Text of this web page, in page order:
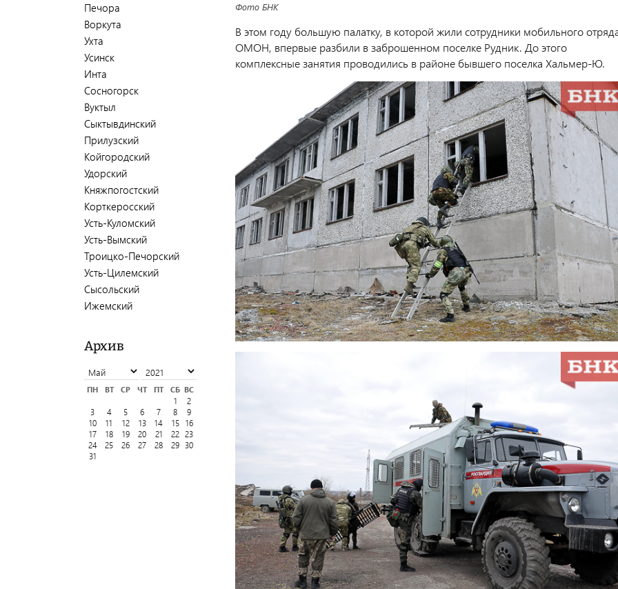
Печора
Воркута
Ухта
Усинск
Инта
Сосногорск
Вуктыл
Сыктывдинский
Прилузский
Койгородский
Удорский
Княжпогостский
Корткеросский
Усть-Куломский
Усть-Вымский
Троицко-Печорский
Усть-Цилемский
Сысольский
Ижемский
Архив
ПН ВТ СР ЧТ ПТ СБ ВС
1
2
3
4 5 6 7 8
9
10
11 12 13 14 15
16
17
18 19 20 21 22 23
24
25 26 27 28 29 30
31
Фото БНК
В этом году большую палатку, в которой жили сотрудники мобильного
ОМОН, впервые разбили в заброшенном поселке Рудник. До этого
комплексные занятия проводились в районе бывшего поселка Хальмер-Ю.